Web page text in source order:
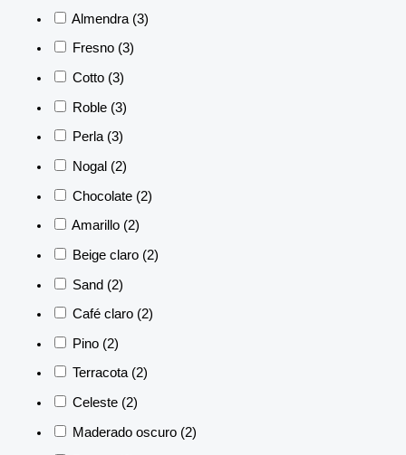
Almendra (3)
Fresno (3)
Cotto (3)
Roble (3)
Perla (3)
Nogal (2)
Chocolate (2)
Amarillo (2)
Beige claro (2)
Sand (2)
Café claro (2)
Pino (2)
Terracota (2)
Celeste (2)
Maderado oscuro (2)